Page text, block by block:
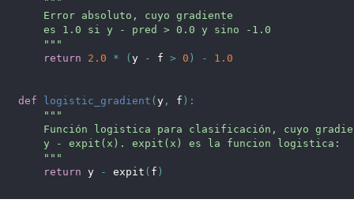
    Error absoluto, cuyo gradiente
    es 1.0 si y - pred > 0.0 y sino -1.0
    """
return
2.0 * ( y - f > 0 ) - 1.0
def logistic_gradient ( y , f ) :
"""
Función logistica para clasificación, cuyo
y - expit(x). expit(x) es la funcion logistica:
    """
return y - expit ( f )